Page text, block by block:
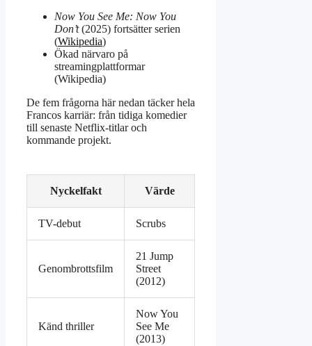
Now You See Me: Now You
Don’t(2025) fortsätter serien
(Wikipedia)
Ökad närvaro på
streamingplattformar
(Wikipedia)
De fem frågorna här nedan täcker hela
Francos karriär: från tidiga komedier
till senaste Netflix-titlar och
kommande projekt.
Nyckelfakt Värde
TV-debut Scrubs
Genombrottsfilm
21 Jump
Street
(2012)
Känd thriller
Now You
See Me
(2013)